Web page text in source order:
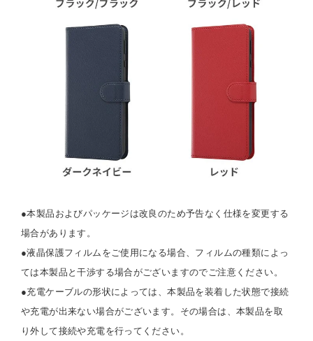
●本製品およびパッケージは改良のため予告なく仕様を変更する
場合があります。
●液晶保護フィルムをご使用になる場合、フィルムの種類によっ
ては本製品と干渉する場合がございますのでご注意ください。
●充電ケーブルの形状によっては、本製品を装着した状態で接続
や充電が出来ない場合がございます。その場合は、本製品を取
り外して接続や充電を行ってください。